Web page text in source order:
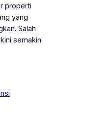
properti
yang
Salah
semakin